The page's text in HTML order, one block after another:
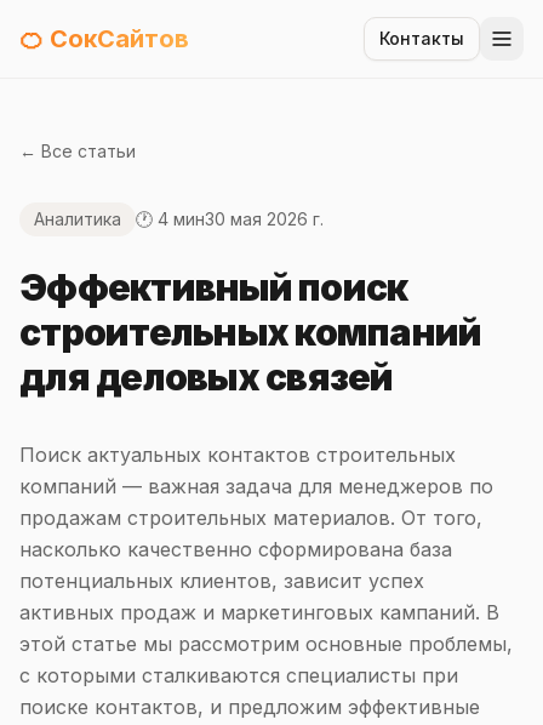
🍊 СокСайтов Контакты
← Все статьи
Аналитика 🕐 4 мин30 мая 2026 г.
Эффективный поиск
строительных компаний
для деловых связей
Поиск актуальных контактов строительных
компаний — важная задача для менеджеров по
продажам строительных материалов. От того,
насколько качественно сформирована база
потенциальных клиентов, зависит успех
активных продаж и маркетинговых кампаний. В
этой статье мы рассмотрим основные проблемы,
с которыми сталкиваются специалисты при
поиске контактов, и предложим эффективные